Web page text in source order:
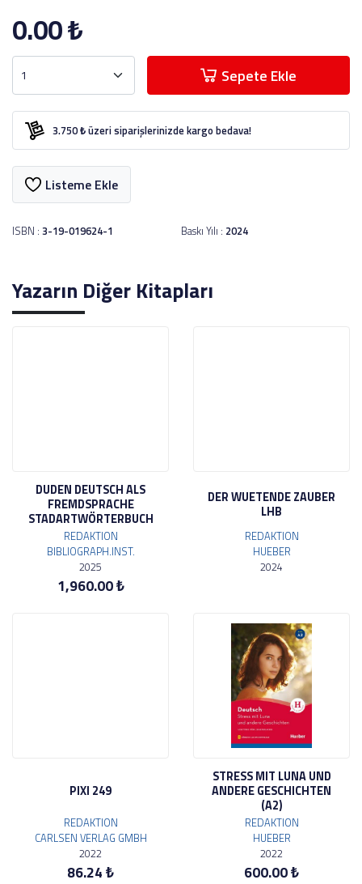
0.00₺
Sepete Ekle
3.750 ₺ üzeri siparişlerinizde kargo bedava!
Listeme Ekle
ISBN : 3-19-019624-1 Baskı Yılı : 2024
Yazarın Diğer Kitapları
DUDEN DEUTSCH ALS
FREMDSPRACHE
STADARTWÖRTERBUCH
REDAKTION
BIBLIOGRAPH.INST.
2025
1,960.00 ₺
DER WUETENDE ZAUBER
LHB
REDAKTION
HUEBER
2024
PIXI 249
REDAKTION
CARLSEN VERLAG GMBH
2022
86.24 ₺
STRESS MIT LUNA UND
ANDERE GESCHICHTEN
(A2)
REDAKTION
HUEBER
2022
600.00 ₺